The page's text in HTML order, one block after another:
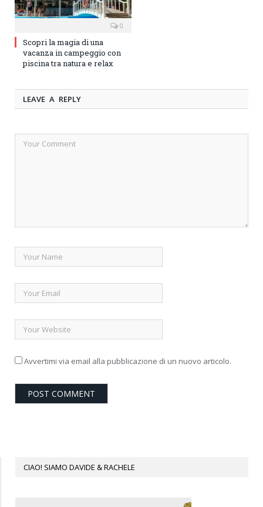
0
Scopri la magia di una
vacanza in campeggio con
piscina tra natura e relax
LEAVE A REPLY
Avvertimi via email alla pubblicazione di un nuovo articolo.
CIAO! SIAMO DAVIDE & RACHELE